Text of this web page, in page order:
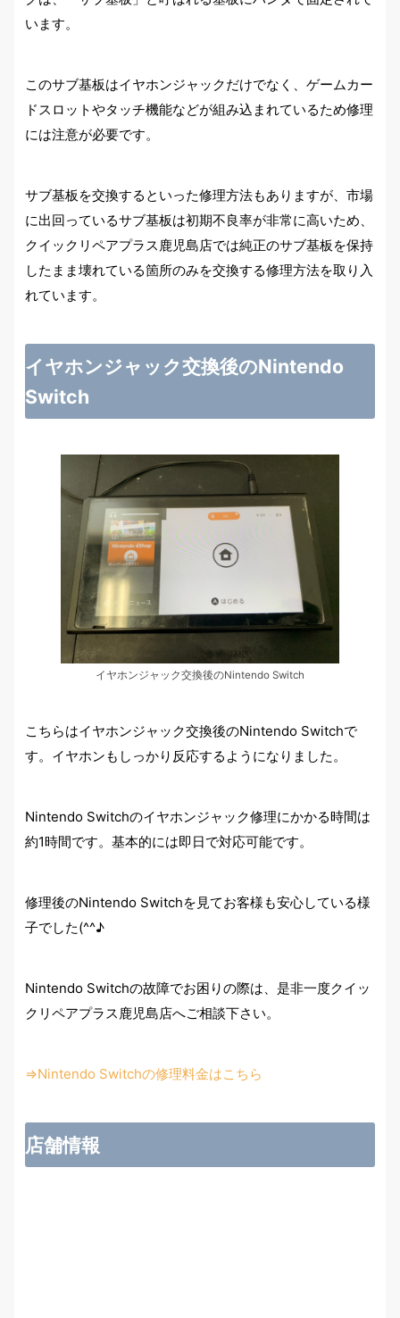
います。
このサブ基板はイヤホンジャックだけでなく、ゲームカー
ドスロットやタッチ機能などが組み込まれているため修理
には注意が必要です。
サブ基板を交換するといった修理方法もありますが、市場
に出回っているサブ基板は初期不良率が非常に高いため、
クイックリペアプラス鹿児島店では純正のサブ基板を保持
したまま壊れている箇所のみを交換する修理方法を取り入
れています。
イヤホンジャック交換後のNintendo
Switch
イヤホンジャック交換後のNintendo Switch
こちらはイヤホンジャック交換後のNintendo Switchで
す。イヤホンもしっかり反応するようになりました。
Nintendo Switchのイヤホンジャック修理にかかる時間は
約1時間です。基本的には即日で対応可能です。
修理後のNintendo Switchを見てお客様も安心している様
子でした(^^♪
Nintendo Switchの故障でお困りの際は、是非一度クイッ
クリペアプラス鹿児島店へご相談下さい。
⇒Nintendo Switchの修理料金はこちら
店舗情報